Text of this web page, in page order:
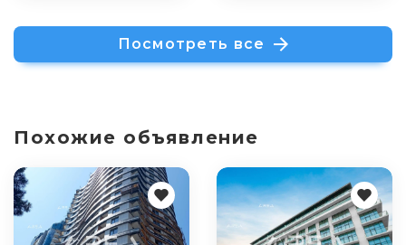
Посмотреть все
Похожие объявление